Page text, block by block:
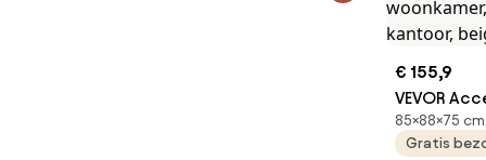
€ 155,9
VEVOR
zachte
85×88×75
Gratis